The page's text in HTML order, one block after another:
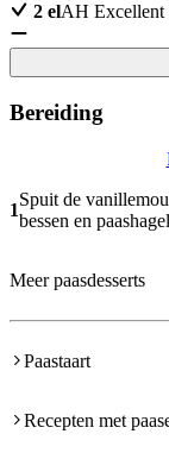
2 elAH Excellent
Bereiding
1
Spuit de
bessen en
Meer paasdesserts
Paastaart
Recepten met